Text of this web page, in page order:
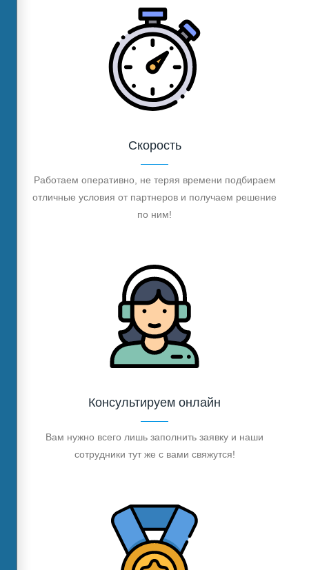
Скорость
Работаем оперативно, не теряя времени подбираем
отличные условия от партнеров и получаем решение
по ним!
Консультируем онлайн
Вам нужно всего лишь заполнить заявку и наши
сотрудники тут же с вами свяжутся!